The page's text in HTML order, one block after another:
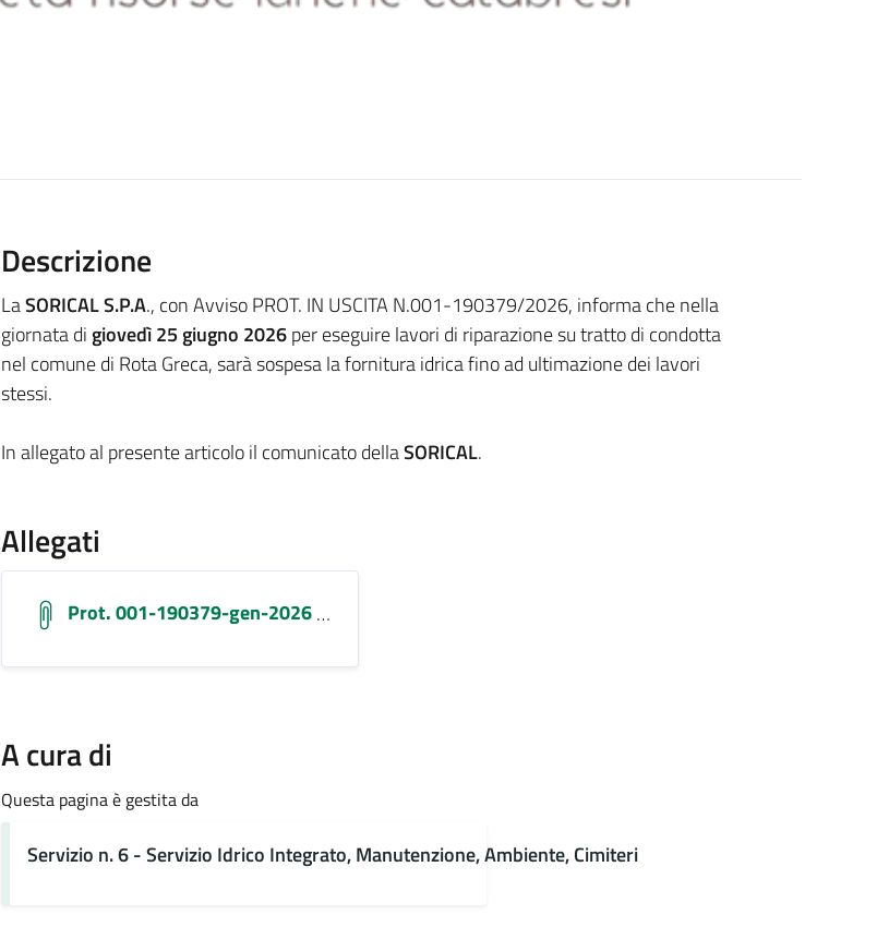
Descrizione
LaSORICAL S.P.A., con Avviso PROT. IN USCITA N.001-190379/2026, informa che nella
giornata di giovedì 25 giugno 2026per eseguire lavori di riparazione su tratto di condotta
nel comune di Rota Greca, sarà sospesa la fornitura idrica fino ad ultimazione dei lavori
stessi.
In allegato al presente articolo il comunicato dellaSORICAL.
Allegati
Prot. 001-190379-gen-2026 - Id 2639976
A cura di
Questa pagina è gestita da
Servizio n. 6 - Servizio Idrico Integrato, Manutenzione, Ambiente, Cimiteri